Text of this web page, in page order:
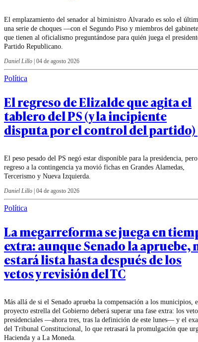
El emplazamiento del senador al biministro Alvarado es solo el
una serie de choques —con el Segundo Piso y miembros del
que tienen al oficialismo preguntándose para quién juega el
Partido Republicano.
Daniel Lillo 04 de agosto 2026
Política
El regreso de Elizalde que agita el
tablero del PS (y la incipiente
disputa por el control del partido)
El peso pesado del PS negó estar disponible para la presidencia,
regreso a la contingencia ya movió fichas en Grandes Alamedas,
Tercerismo y Nueva Izquierda.
Daniel Lillo | 04 de agosto 2026
Política
La megarreforma se juega en
extra: aunque Senado la apruebe,
estará lista hasta después de los
vetos y revisión del TC
Más allá de si el Senado aprueba la compensación a los municipios,
proyecto estrella del Gobierno deberá superar una fase extra: los
presidenciales —ahora tres, tras la definición de este lunes— y el
del Tribunal Constitucional, lo que retrasará la promulgación que
Hacienda y a La Moneda.